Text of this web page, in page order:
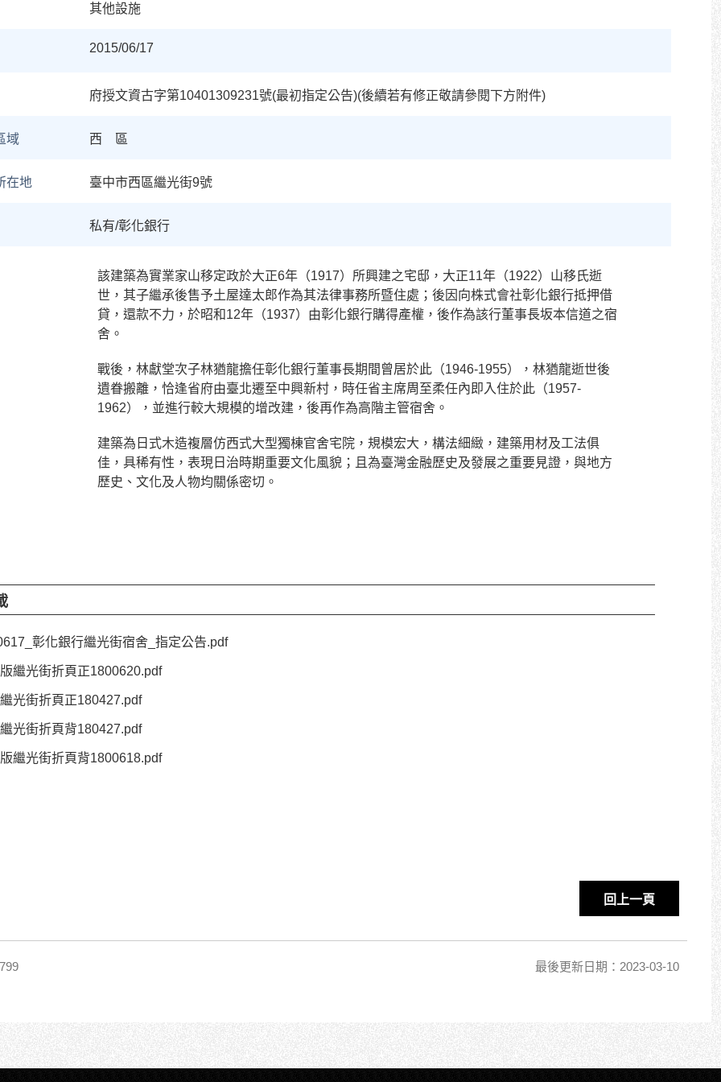
其他設施
2015/06/17
府授文資古字第10401309231號(最初指定公告)(後續若有修正敬請參閱下方附件)
域 西 區
在地 臺中市西區繼光街9號
私有/彰化銀行
該建築為實業家山移定政於大正6年（1917）所興建之宅邸，大正11年（1922）山移氏逝
世，其子繼承後售予土屋達太郎作為其法律事務所暨住處；後因向株式會社彰化銀行抵押借
貸，還款不力，於昭和12年（1937）由彰化銀行購得產權，後作為該行董事長坂本信道之宿
舍。
戰後，林獻堂次子林猶龍擔任彰化銀行董事長期間曾居於此（1946-1955），林猶龍逝世後
遺眷搬離，恰逢省府由臺北遷至中興新村，時任省主席周至柔任內即入住於此（1957-
1962），並進行較大規模的增改建，後再作為高階主管宿舍。
建築為日式木造複層仿西式大型獨棟官舍宅院，規模宏大，構法細緻，建築用材及工法俱
佳，具稀有性，表現日治時期重要文化風貌；且為臺灣金融歷史及發展之重要見證，與地方
歷史、文化及人物均關係密切。
彰化銀行繼光街宿舍_指定公告.pdf
繼光街折頁正1800620.pdf
光街折頁正180427.pdf
光街折頁背180427.pdf
繼光街折頁背1800618.pdf
回上一頁
最後更新日期：2023-03-10